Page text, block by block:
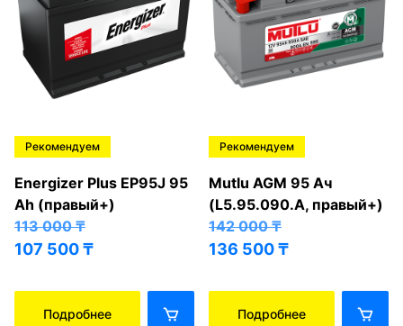
Рекомендуем
Energizer Plus EP95J 95
Ah (правый+)
113 000₸
107 500₸
Подробнее
Рекомендуем
Mutlu AGM 95 Ач
(L5.95.090.A, правый+)
142 000₸
136 500₸
Подробнее